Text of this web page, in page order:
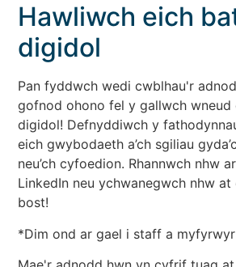
Hawliwch eich
digidol
Pan fyddwch wedi cwblhau'r
gofnod ohono fel y gallwch wneud
digidol! Defnyddiwch y
eich gwybodaeth a’ch sgiliau
neu’ch cyfoedion. Rhannwch nhw
LinkedIn neu ychwanegwch nhw
bost!
*Dim ond ar gael i staff a